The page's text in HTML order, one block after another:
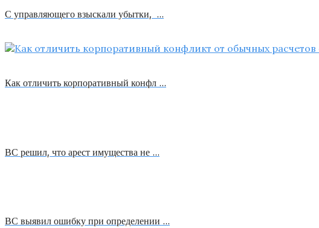
С управляющего взыскали убытки, …
Как отличить корпоративный конфл …
ВС решил, что арест имущества не …
ВС выявил ошибку при определении …